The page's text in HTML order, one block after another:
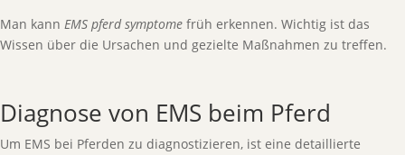
Man kann EMS pferd symptome früh erkennen. Wichtig ist das
Wissen über die Ursachen und gezielte Maßnahmen zu treffen.
Diagnose von EMS beim Pferd
Um EMS bei Pferden zu diagnostizieren, ist eine detaillierte